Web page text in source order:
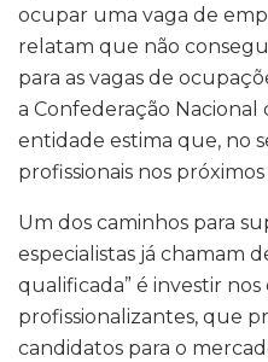
ocupar uma vaga de
relatam que não
para as vagas de
a Confederação Nacional
entidade estima que, no
profissionais nos próximos
Um dos caminhos para
especialistas já chamam
qualificada” é investir nos
profissionalizantes, que
candidatos para o